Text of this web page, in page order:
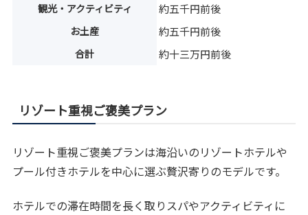
観光・アクティビティ 約五千円前後
お土産 約五千円前後
合計 約十三万円前後
リゾート重視ご褒美プラン
リゾート重視ご褒美プランは海沿いのリゾートホテルや
プール付きホテルを中心に選ぶ贅沢寄りのモデルです。
ホテルでの滞在時間を長く取りスパやアクティビティに